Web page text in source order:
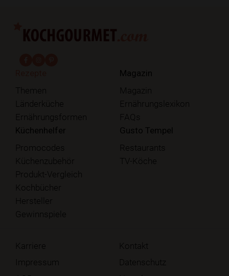
Themen
Länderküche
Ernährungsformen
Magazin
Magazin
Ernährungslexikon
FAQs
Küchenhelfer
Promocodes
Küchenzubehör
Produkt-Vergleich
Kochbücher
Hersteller
Gewinnspiele
Gusto Tempel
Restaurants
TV-Köche
Karriere
Kontakt
Impressum
Datenschutz